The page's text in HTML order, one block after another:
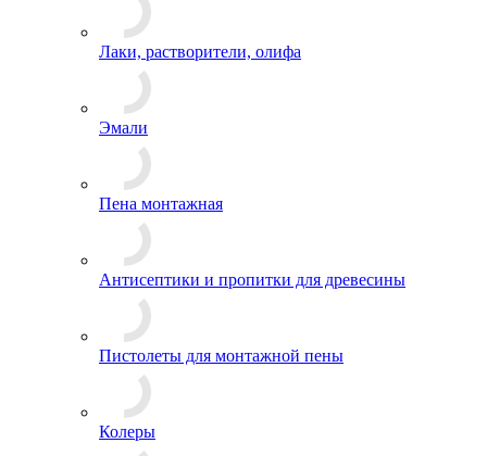
Лаки, растворители, олифа
Эмали
Пена монтажная
Антисептики и пропитки для древесины
Пистолеты для монтажной пены
Колеры